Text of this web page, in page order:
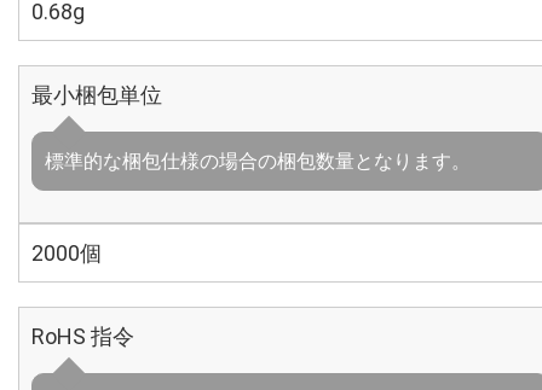
0.68g
最小梱包単位
標準的な梱包仕様の場合の梱包数量となります。
2000個
RoHS 指令